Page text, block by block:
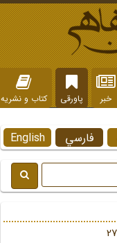
خبر پاورقی کتاب و نشریه
English فارسي